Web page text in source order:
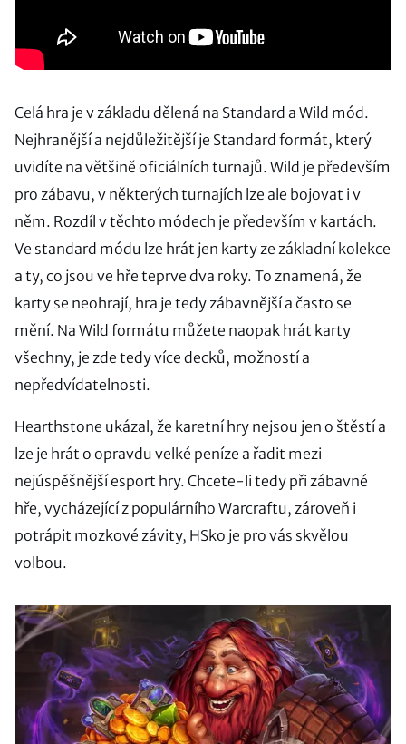
Celá hra je v základu dělená na Standard a Wild mód.
Nejhranější a nejdůležitější je Standard formát, který
uvidíte na většině oficiálních turnajů. Wild je především
pro zábavu, v některých turnajích lze ale bojovat i v
něm. Rozdíl v těchto módech je především v kartách.
Ve standard módu lze hrát jen karty ze základní kolekce
a ty, co jsou ve hře teprve dva roky. To znamená, že
karty se neohrají, hra je tedy zábavnější a často se
mění. Na Wild formátu můžete naopak hrát karty
všechny, je zde tedy více decků, možností a
nepředvídatelnosti.
Hearthstone ukázal, že karetní hry nejsou jen o štěstí a
lze je hrát o opravdu velké peníze a řadit mezi
nejúspěšnější esport hry. Chcete-li tedy při zábavné
hře, vycházející z populárního Warcraftu, zároveň i
potrápit mozkové závity, HSko je pro vás skvělou
volbou.